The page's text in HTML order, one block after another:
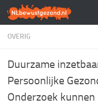
Doorgaan naar inhoud
OVERIG
Duurzame
Persoonlijke
Onderzoek